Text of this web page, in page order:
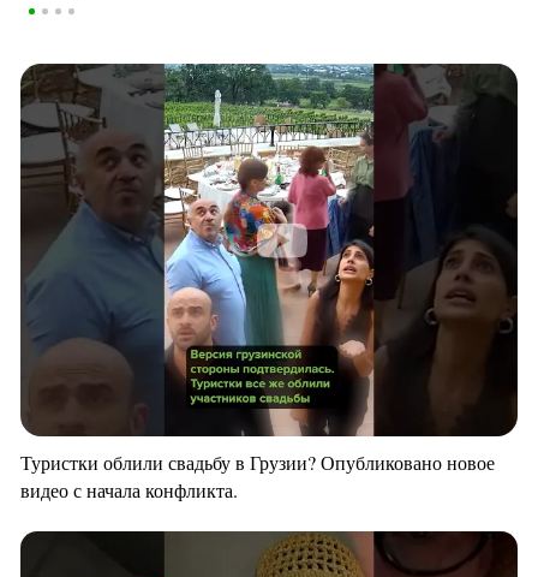
Туристки облили свадьбу в Грузии? Опубликовано новое
видео с начала конфликта.